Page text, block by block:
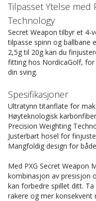
Tilpasset Ytelse med
Technology
Secret Weapon tilbyr et 4-
tilpasse spinn og ballbane
2,5g til 20g kan du
fitting hos NordicaGolf,
din sving.
Spesifikasjoner
Ultratynn titanflate for
Høyteknologisk
Precision Weighting
Justerbart hosel for
Mangfoldig design for
Med PXG Secret Weapon
kombinasjon av presisjon
kan forbedre spillet ditt.
rakere og mer konsekvent